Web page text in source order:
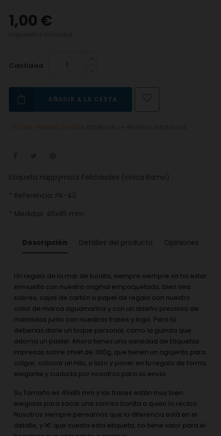
1,00 €
Cantidad
AÑADIR A LA CESTA
ÚLTIMAS UNIDADES EN STOCK
Etiqueta Happymots Felicidades (chica Ramo)
* Referencia: PK-43
* Medidas: 45x85 mm
Descripción Detalles del producto Opiniones
Un regalo de la mar de bonita, siempre siempre va ha estar
emvuelto con nuestro original empaquetado, bien sea
sobres, cajas de cartón o papel de regalo con nuestro
color de marca aguamarina y con un diseño precioso de
mandalas junto con nuestras frases y logo. Pero tú
deberías darle un toque personal, como la guinda que
adorna un pastel. Ahora tienes una variedad de Etiquetas
impresas sobre ofset de 300g, que tienen un agujerito para
colgar, colocar un hilo, o lazo y poner en tu regalo de forma
elegante y cuidada por nosotros para su envío.
Su Tamaño es 45x85 mm y las frases están muy bien
elegidas para sacar una sonrisa bonita a quien lo reciba.
Nosotros siempre pensamos que la diferencia está en el
detalle, y 1€ que cuesta esta etiqueta, no tiene valor para el